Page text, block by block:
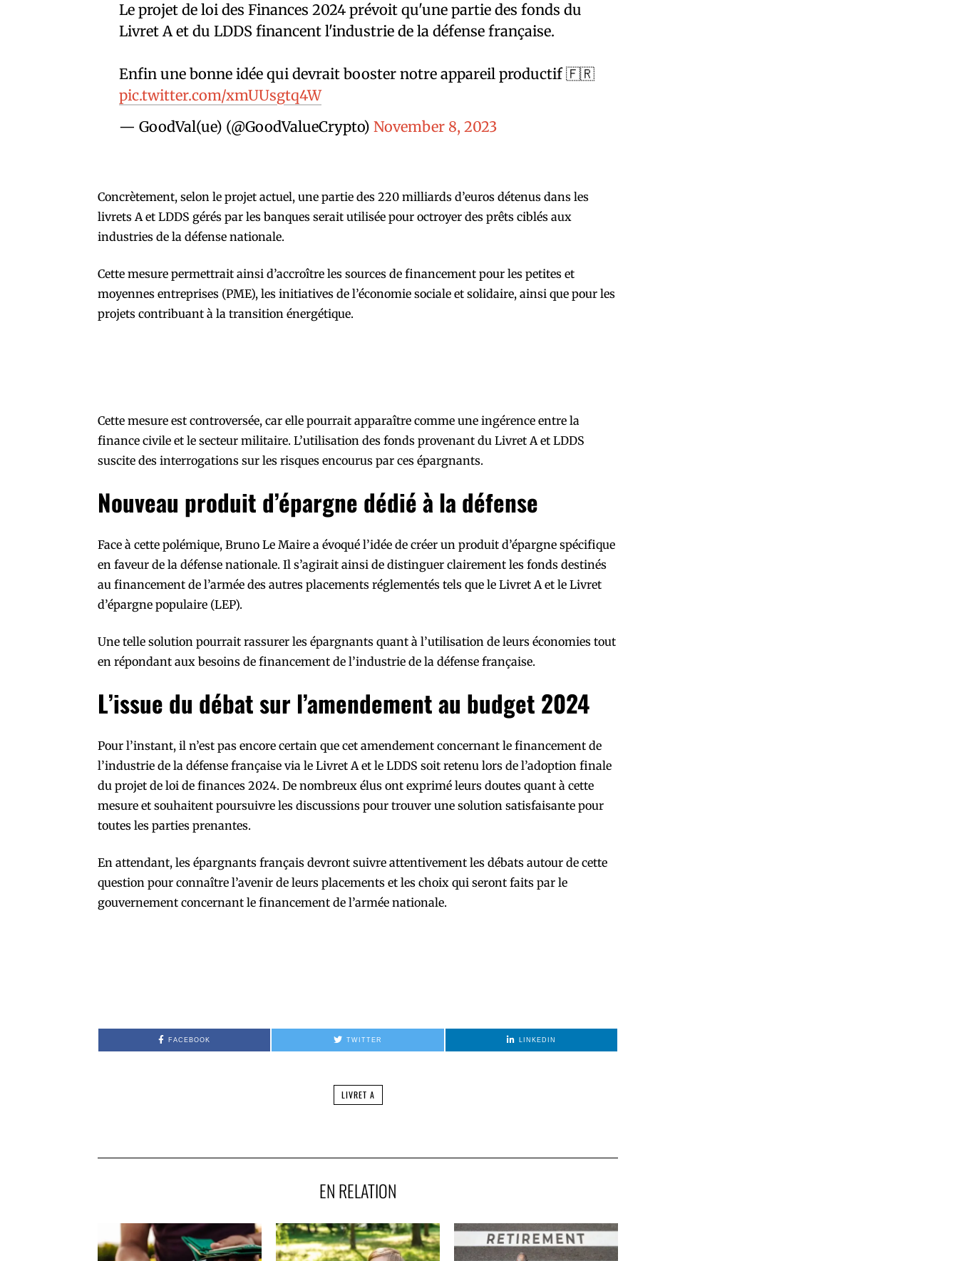
Le projet de loi des Finances 2024 prévoit qu'une partie des fonds du
Livret A et du LDDS financent l'industrie de la défense française.
Enfin une bonne idée qui devrait booster notre appareil productif 🇫🇷
pic.twitter.com/xmUUsgtq4W
— GoodVal(ue) (@GoodValueCrypto) November 8, 2023
Concrètement, selon le projet actuel, une partie des 220 milliards d’euros détenus dans les
livrets A et LDDS gérés par les banques serait utilisée pour octroyer des prêts ciblés aux
industries de la défense nationale.
Cette mesure permettrait ainsi d’accroître les sources de financement pour les petites et
moyennes entreprises (PME), les initiatives de l’économie sociale et solidaire, ainsi que pour les
projets contribuant à la transition énergétique.
Cette mesure est controversée, car elle pourrait apparaître comme une ingérence entre la
finance civile et le secteur militaire. L’utilisation des fonds provenant du Livret A et LDDS
suscite des interrogations sur les risques encourus par ces épargnants.
Nouveau produit d’épargne dédié à la défense
Face à cette polémique, Bruno Le Maire a évoqué l’idée de créer un produit d’épargne spécifique
en faveur de la défense nationale. Il s’agirait ainsi de distinguer clairement les fonds destinés
au financement de l’armée des autres placements réglementés tels que le Livret A et le Livret
d’épargne populaire (LEP).
Une telle solution pourrait rassurer les épargnants quant à l’utilisation de leurs économies tout
en répondant aux besoins de financement de l’industrie de la défense française.
L’issue du débat sur l’amendement au budget 2024
Pour l’instant, il n’est pas encore certain que cet amendement concernant le financement de
l’industrie de la défense française via le Livret A et le LDDS soit retenu lors de l’adoption finale
du projet de loi de finances 2024. De nombreux élus ont exprimé leurs doutes quant à cette
mesure et souhaitent poursuivre les discussions pour trouver une solution satisfaisante pour
toutes les parties prenantes.
En attendant, les épargnants français devront suivre attentivement les débats autour de cette
question pour connaître l’avenir de leurs placements et les choix qui seront faits par le
gouvernement concernant le financement de l’armée nationale.
FACEBOOK TWITTER LINKEDIN
LIVRET A
EN RELATION